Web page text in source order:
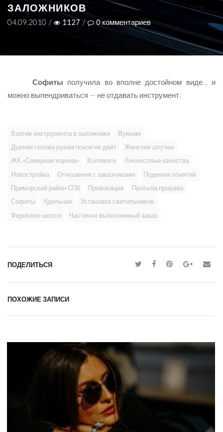
ЗАЛОЖНИКОВ
04.09.2010 / 1127 / 0 комментариев
Софиты получила во вполне достойном виде… и
можно выпендриваться — не отдавать инструмент.
Взятие инструмента в заложники
Вумная
Дурная голова рукам покоя не даёт
Женские штучки
ЖК «Северная корона»
Коломяги
Личностные качества
Новостройка
Отношения с заказчиками
Подмена понятий
Приморский район СПб
Провокация
Просьба прораба
Софиты
Удельная
Установка светильников
Фермское шоссе
Частично выполненный заказ
ПОДЕЛИТЬСЯ
ПОХОЖИЕ ЗАПИСИ